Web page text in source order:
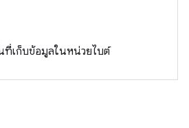
เก็บข้อมูลในหน่วยไบต์